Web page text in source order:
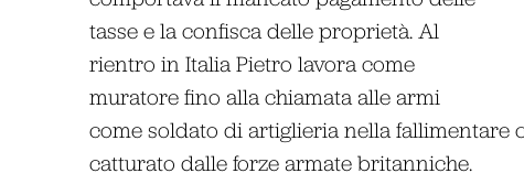
tasse e la confisca delle proprietà. Al
rientro in Italia Pietro lavora come
muratore fino alla chiamata alle armi
come soldato di artiglieria nella fallimentare
catturato dalle forze armate britanniche.